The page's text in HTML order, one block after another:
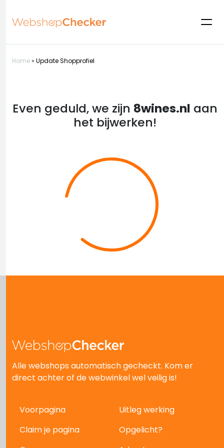
Home» Update Shopprofiel
Even geduld, we zijn 8wines.nl aan
het bijwerken!
Alle webshops automatisch gecheckt. Kom er
direct achter of de webwinkel wel veilig is!
Voorpagina
Uitleg werking
Claim je pagina
Opgelicht?